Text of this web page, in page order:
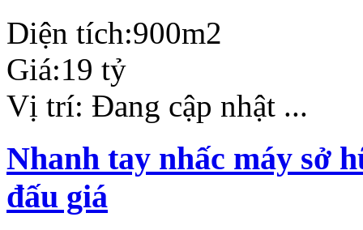
Diện tích:900m2
Giá:19 tỷ
Vị trí: Đang cập nhật ...
Nhanh tay nhấc máy sở
đấu giá